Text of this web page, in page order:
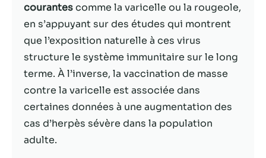
courantescomme la varicelle ou la rougeole,
en s’appuyant sur des études qui montrent
que l’exposition naturelle à ces virus
structure le système immunitaire sur le long
terme. À l’inverse, la vaccination de masse
contre la varicelle est associée dans
certaines données à une augmentation des
cas d’herpès sévère dans la population
adulte.
Si vous refusez
ces cookies,
certaines
disparaîtront
du site Web.
Marketing
En partageant